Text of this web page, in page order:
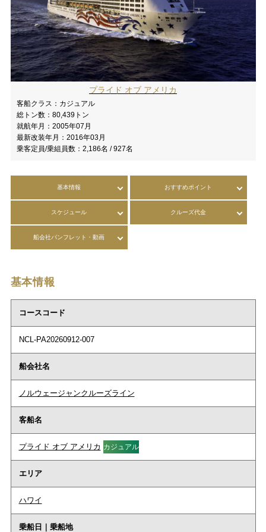
プライド オブ アメリカ
客船クラス： カジュアル
総トン数： 80,439トン
就航年月： 2005年07月
最新改装年月： 2016年03月
乗客定員/乗組員数： 2,186名 / 927名
基本情報 おすすめポイント
スケジュール クルーズ代金
船会社パンフレット・動画
基本情報
コースコード
NCL-PA20260912-007
船会社名
ノルウェージャンクルーズライン
客船名
プライド オブ アメリカ カジュアル
エリア
ハワイ
乗船日｜乗船地